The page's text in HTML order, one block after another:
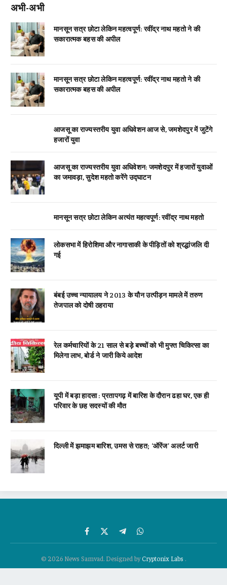
अभी-अभी
मानसून सत्र छोटा लेकिन महत्वपूर्ण: रवींद्र नाथ महतो ने की
सकारात्मक बहस की अपील
मानसून सत्र छोटा लेकिन महत्वपूर्ण: रवींद्र नाथ महतो ने की
सकारात्मक बहस की अपील
आजसू का राज्यस्तरीय युवा अधिवेशन आज से, जमशेदपुर में जुटेंगे
हजारों युवा
आजसू का राज्यस्तरीय युवा अधिवेशन: जमशेदपुर में हजारों युवाओं
का जमावड़ा, सुदेश महतो करेंगे उद्घाटन
मानसून सत्र छोटा लेकिन अत्यंत महत्वपूर्ण: रवींद्र नाथ महतो
लोकसभा में हिरोशिमा और नागासाकी के पीड़ितों को श्रद्धांजलि दी
गई
बंबई उच्च न्यायालय ने 2013 के यौन उत्पीड़न मामले में तरुण
तेजपाल को दोषी ठहराया
रेल कर्मचारियों के 21 साल से बड़े बच्चों को भी मुफ्त चिकित्सा का
मिलेगा लाभ, बोर्ड ने जारी किये आदेश
यूपी में बड़ा हादसा : प्रतापगढ़ में बारिश के दौरान ढहा घर, एक ही
परिवार के छह सदस्यों की मौत
दिल्ली में झमाझम बारिश, उमस से राहत; ‘ऑरेंज’ अलर्ट जारी
Facebook
X
(Twitter)
TelegramWhatsApp
© 2026 News Samvad. Designed byCryptonix Labs .